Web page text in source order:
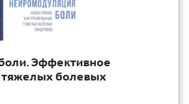
Эффективное
болевых